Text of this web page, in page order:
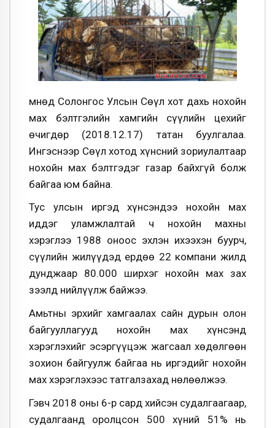
Өмнөд Солонгос Улсын Сөүл хот дахь нохойн
мах бэлтгэлийн хамгийн сүүлийн цехийг
өчигдөр (2018.12.17) татан буулгалаа.
Ингэснээр Сөүл хотод хүнсний зориулалтаар
нохойн мах бэлтгэдэг газар байхгүй болж
байгаа юм байна.
Тус улсын иргэд хүнсэндээ нохойн мах
иддэг уламжлалтай ч нохойн махны
хэрэглээ 1988 оноос эхлэн ихээхэн буурч,
сүүлийн жилүүдэд ердөө 22 компани жилд
дунджаар 80.000 ширхэг нохойн мах зах
зээлд нийлүүлж байжээ.
Амьтны эрхийг хамгаалах сайн дурын олон
байгууллагууд нохойн мах хүнсэнд
хэрэглэхийг эсэргүүцэж жагсаал хөдөлгөөн
зохион байгуулж байгаа нь иргэдийг нохойн
мах хэрэглэхээс татгалзахад нөлөөлжээ.
Гэвч 2018 оны 6-р сард хийсэн судалгаагаар,
судалгаанд оролцсон 500 хүний 51% нь